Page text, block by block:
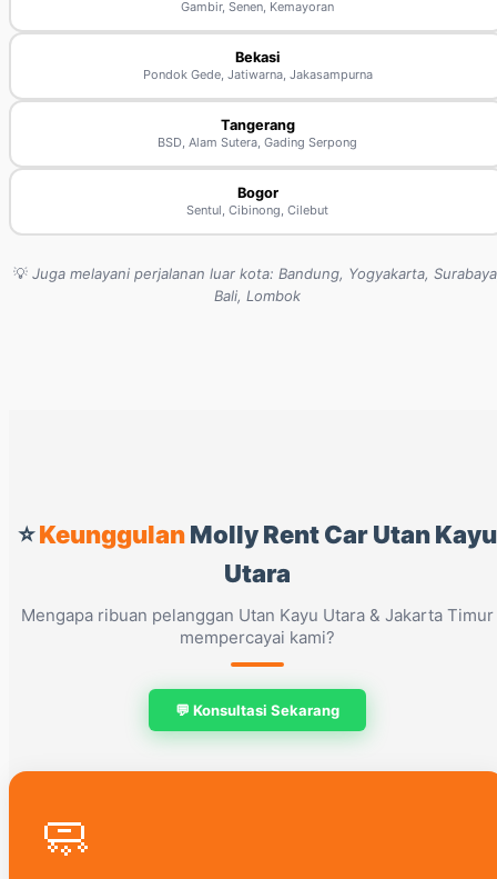
Gambir, Senen, Kemayoran
Bekasi
Pondok Gede, Jatiwarna, Jakasampurna
Tangerang
BSD, Alam Sutera, Gading Serpong
Bogor
Sentul, Cibinong, Cilebut
💡 Juga melayani perjalanan luar kota: Bandung, Yogyakarta,
Bali, Lombok
⭐KeunggulanMolly Rent Car Utan Kayu
Utara
Mengapa ribuan pelanggan Utan Kayu Utara & Jakarta Timur
mempercayai kami?
💬 Konsultasi Sekarang
🧼